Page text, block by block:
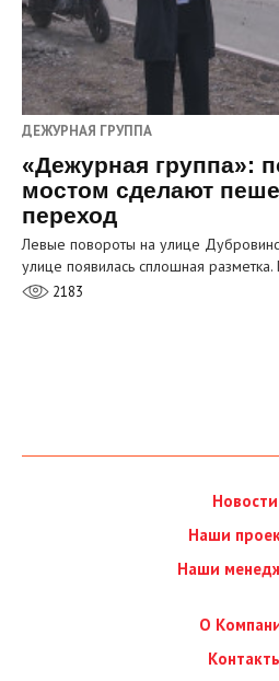
ДЕЖУРНАЯ ГРУППА
«Дежурная группа»:
мостом сделают
переход
Левые повороты на улице
улице появилась сплошная
2183
Новости
Наши
Наши
О